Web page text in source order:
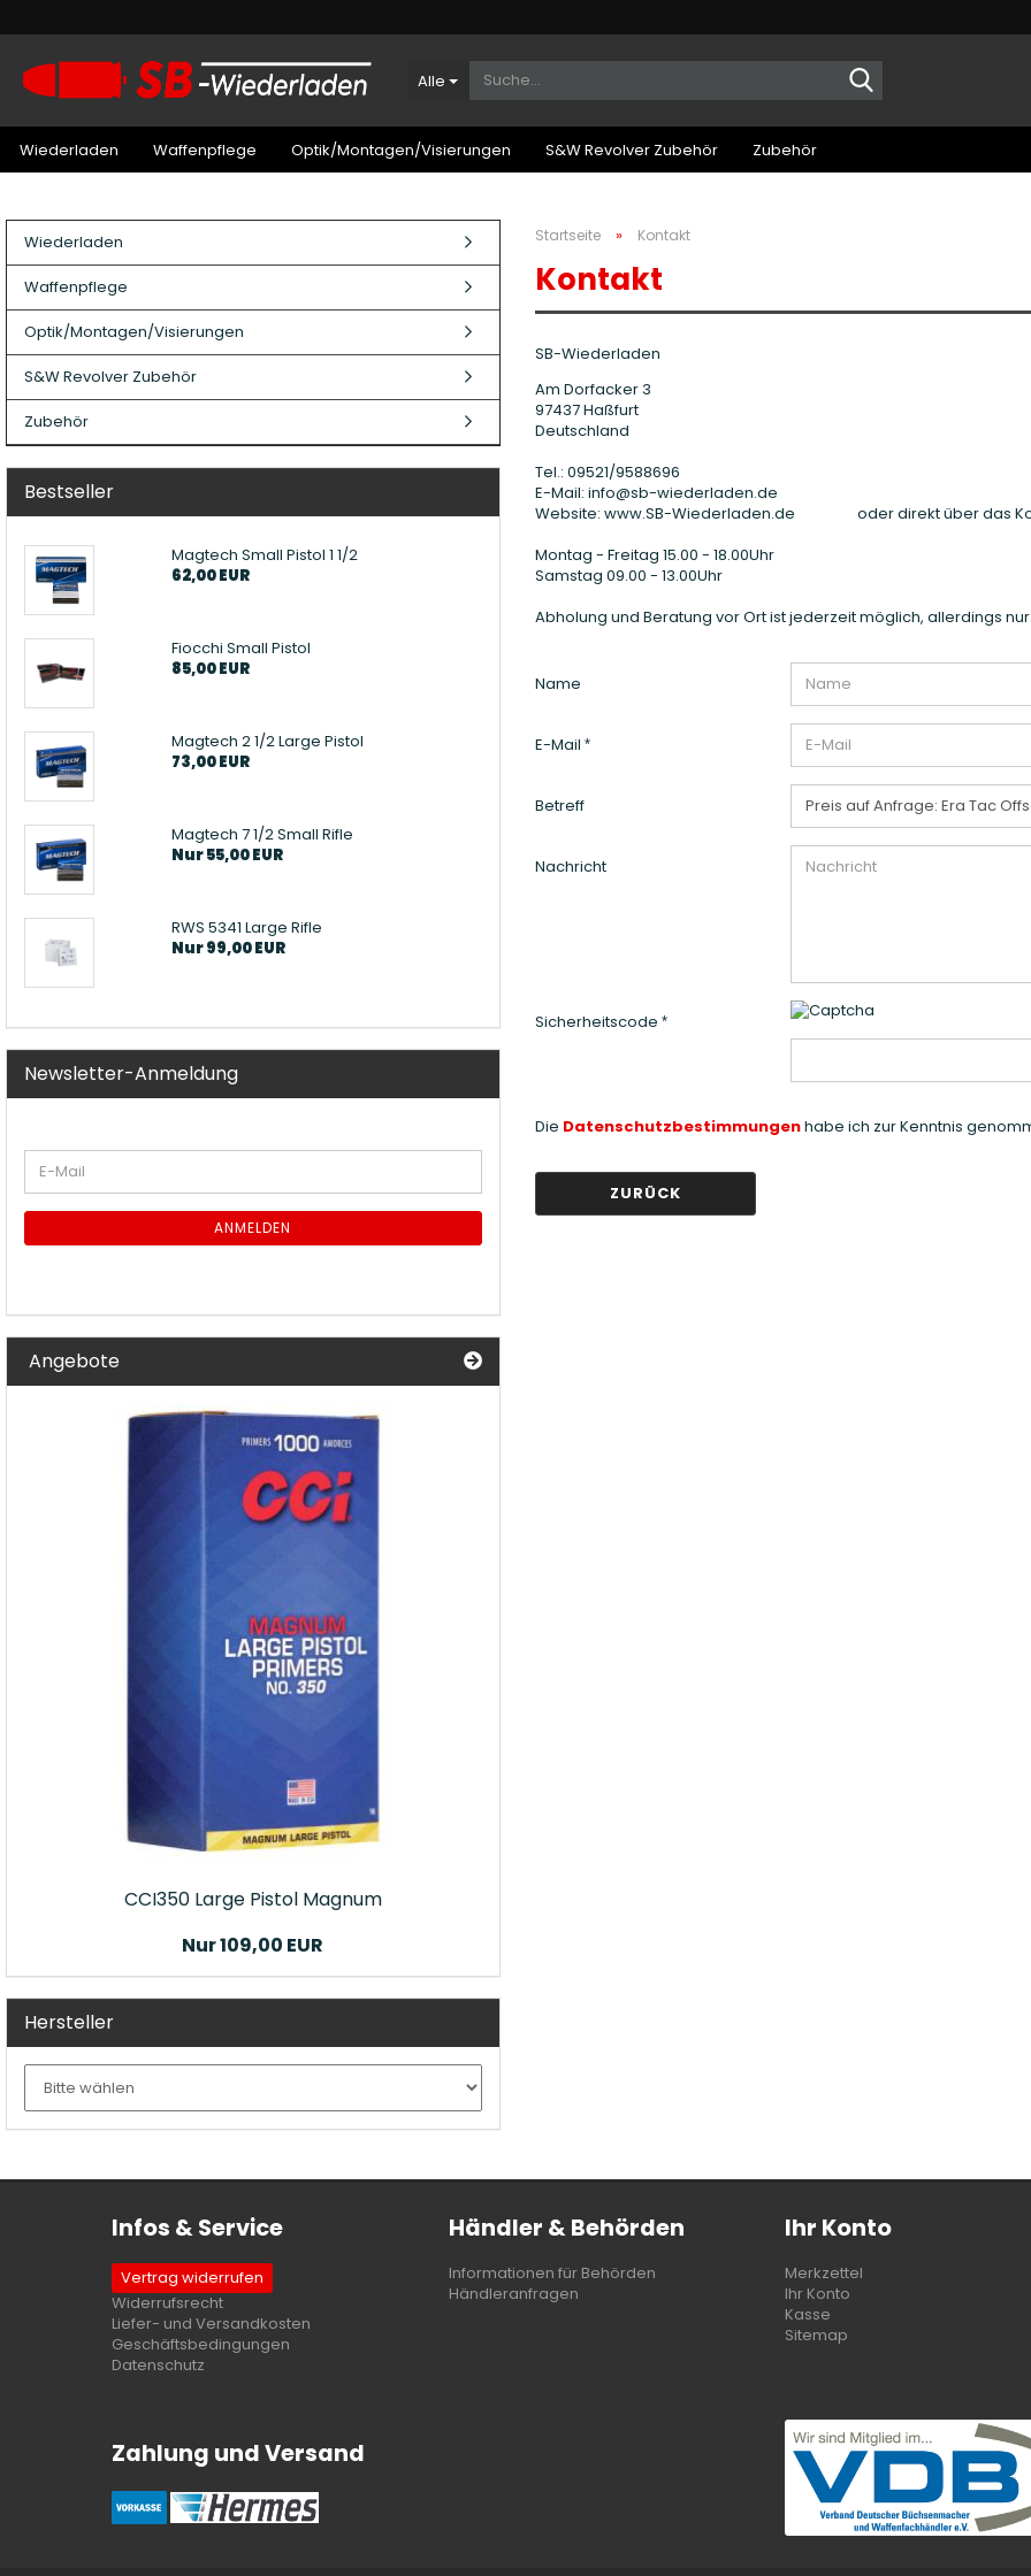
Alle
Suche...
Wiederladen
Patronenboxen Kurzwaffe
Patronenboxen
Langwaffe
Aufbewahrungsboxen/Sonstige
Boxen
Dillon Matrizen
Dillon Wiederladen
Ladepressen
Ladepressen Zubehör
Geschosse Langwaffe
Zündhütchen Small
Zündhütchen Large
Zündhütchen Sonstige
Waffenpflege Optik/Montagen/Visierungen S&W Revolver Zubehör Zubehör
Startseite » Kontakt
Kontakt
SB-Wiederladen
Am Dorfacker 3
97437 Haßfurt
Deutschland
Tel.: 09521/9588696
E-Mail: info@sb-wiederladen.de
Website: www.SB-Wiederladen.de oder direkt über das
Montag - Freitag 15.00 - 18.00Uhr
Samstag 09.00 - 13.00Uhr
Abholung und Beratung vor Ort ist jederzeit möglich, allerdings
Name
E-Mail
Betreff
Nachricht
Sicherheitscode
DATENSCHUTZBESTIMMUNGEN
Die Datenschutzbestimmungenhabe ich zur Kenntnis
ZURÜCK
Wiederladen
Waffenpflege
Optik/Montagen/Visierungen
S&W Revolver Zubehör
Zubehör
Bestseller
Magtech Small Pistol 1 1/2
62,00 EUR
Fiocchi Small Pistol
85,00 EUR
Magtech 2 1/2 Large Pistol
73,00 EUR
Magtech 7 1/2 Small Rifle
Nur 55,00 EUR
RWS 5341 Large Rifle
Nur 99,00 EUR
Newsletter-Anmeldung
WEITER
ZUR
NEWSLETTER-
ANMELDUNG
E-
Mail
ANMELDEN
Angebote
CCI350 Large Pistol Magnum
Nur 109,00 EUR
Hersteller
Infos & Service
Vertrag widerrufen
Widerrufsrecht
Liefer- und Versandkosten
Geschäftsbedingungen
Datenschutz
Händler & Behörden
Informationen für Behörden
Händleranfragen
Ihr Konto
Merkzettel
Ihr Konto
Kasse
Sitemap
Zahlung und Versand